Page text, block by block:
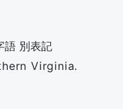
語 別表記
Virginia.